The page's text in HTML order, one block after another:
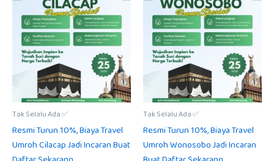
Tak Selalu Ada ✅
Resmi Turun 10%, Biaya Travel
Umroh Cilacap Jadi Incaran Buat
Tak Selalu Ada ✅
Resmi Turun 10%, Biaya Travel
Umroh Wonosobo Jadi Incaran